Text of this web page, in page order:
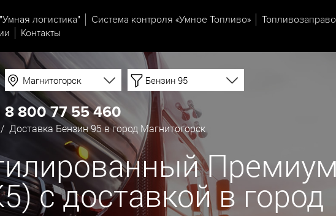
логистика" Система контроля «Умное Топливо»
Контакты
Магнитогорск Бензин 95
8 800 77 55 460
/ Доставка Бензин 95 в город Магнитогорск
с доставкой в город